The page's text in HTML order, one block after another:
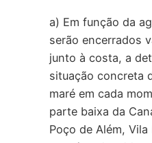
a) Em função da
serão encerrados
junto à costa, a
situação concreta
maré em cada
parte baixa da
Poço de Além,